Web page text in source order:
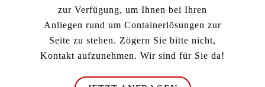
zur Verfügung, um Ihnen bei Ihren
Anliegen rund um Containerlösungen zur
Seite zu stehen. Zögern Sie bitte nicht,
Kontakt aufzunehmen. Wir sind für Sie da!